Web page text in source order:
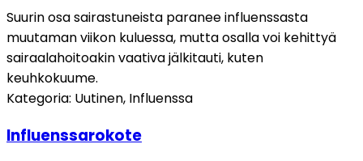
Suurin osa sairastuneista paranee influenssasta
muutaman viikon kuluessa, mutta osalla voi kehittyä
sairaalahoitoakin vaativa jälkitauti, kuten
keuhkokuume.
Kategoria: Uutinen, Influenssa
Influenssarokote